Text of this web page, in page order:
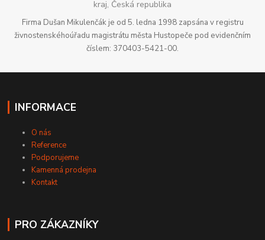
kraj, Česká republika
Firma Dušan Mikulenčák je od 5. ledna 1998 zapsána v registru
živnostenskéhoúřadu magistrátu města Hustopeče pod evidenčním
číslem: 370403-5421-00.
INFORMACE
O nás
Reference
Podporujeme
Kamenná prodejna
Kontakt
PRO ZÁKAZNÍKY